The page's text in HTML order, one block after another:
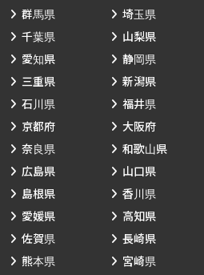
群馬県
埼玉県
千葉県
山梨県
愛知県
静岡県
三重県
新潟県
石川県
福井県
京都府
大阪府
奈良県
和歌山県
広島県
山口県
島根県
香川県
愛媛県
高知県
佐賀県
長崎県
熊本県
宮崎県